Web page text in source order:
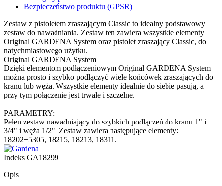
Bezpieczeństwo produktu (GPSR)
Zestaw z pistoletem zraszającym Classic to idealny podstawowy
zestaw do nawadniania. Zestaw ten zawiera wszystkie elementy
Original GARDENA System oraz pistolet zraszający Classic, do
natychmiastowego użytku.
Original GARDENA System
Dzięki elementom podłączeniowym Original GARDENA System
można prosto i szybko podłączyć wiele końcówek zraszających do
kranu lub węża. Wszystkie elementy idealnie do siebie pasują, a
przy tym połączenie jest trwałe i szczelne.
PARAMETRY:
Pełen zestaw nawadniający do szybkich podłączeń do kranu 1" i
3/4" i węża 1/2". Zestaw zawiera następujące elementy:
18202+5305, 18215, 18213, 18311.
Indeks GA18299
Opis